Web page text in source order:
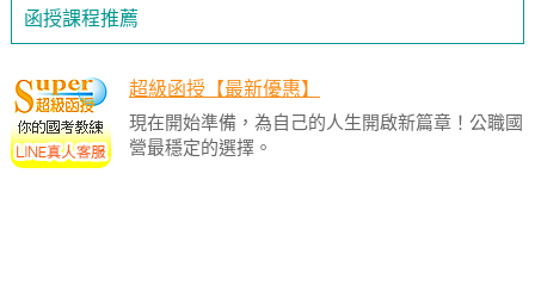
函授課程推薦
超級函授【最新優惠】
現在開始準備，為自己的人生開啟新篇章！公職國
營最穩定的選擇。